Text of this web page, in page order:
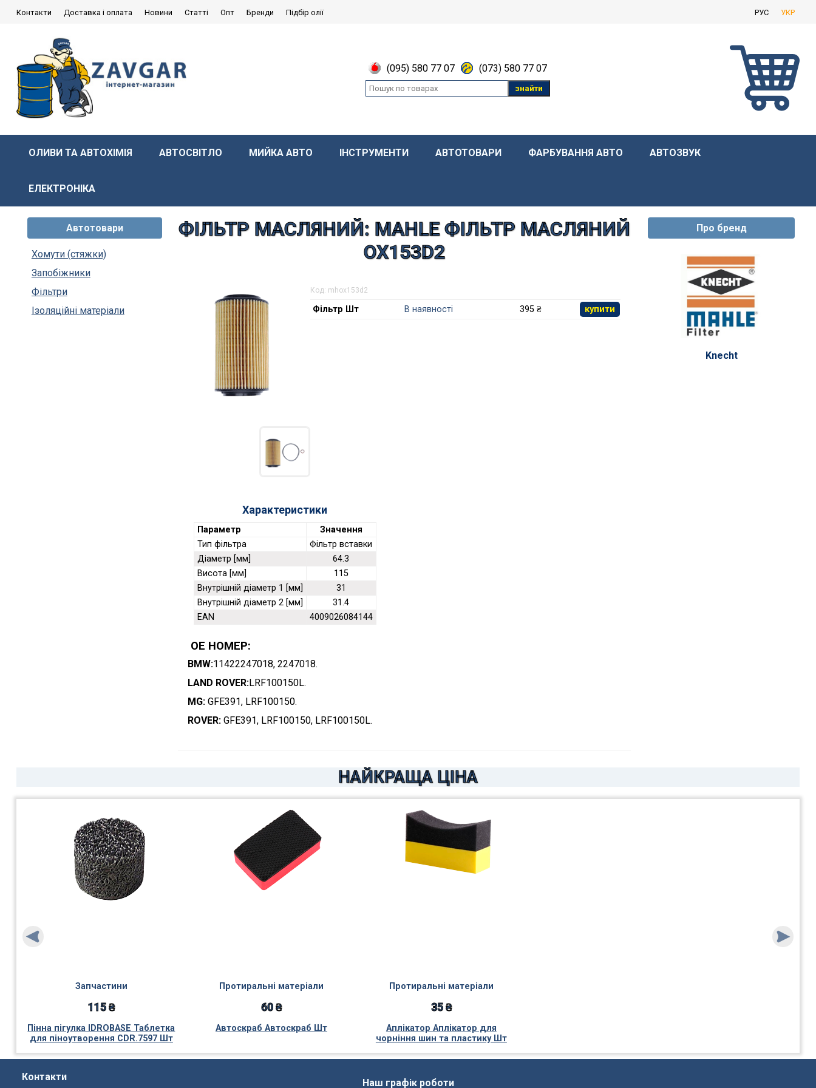
Контакти Доставка і оплата Новини Статті Опт Бренди Підбір олії РУС УКР
(095) 580 77 07 (073) 580 77 07
знайти
ОЛИВИ ТА АВТОХІМІЯ АВТОСВІТЛО МИЙКА АВТО ІНСТРУМЕНТИ АВТОТОВАРИ ФАРБУВАННЯ АВТО АВТОЗВУК
ЕЛЕКТРОНІКА
Автотовари
Хомути (стяжки)
Запобіжники
Фільтри
Ізоляційні матеріали
ФІЛЬТР МАСЛЯНИЙ: MAHLE ФІЛЬТР МАСЛЯНИЙ
OX153D2
Код: mhox153d2
Фільтр Шт В наявності 395 ₴ купити
Характеристики
Параметр
Значення
Тип фільтра
Фільтр вставки
Діаметр [мм]
64.3
Висота [мм]
115
Внутрішній діаметр 1 [мм]
31
Внутрішній діаметр 2 [мм]
31.4
EAN
4009026084144
OE НОМЕР:
BMW:11422247018, 2247018.
LAND ROVER:LRF100150L.
MG:GFE391, LRF100150.
ROVER:GFE391, LRF100150, LRF100150L.
Про бренд
Knecht
НАЙКРАЩА ЦІНА
Запчастини
115 ₴
Пінна пігулка IDROBASE Таблетка
для піноутворення CDR.7597 Шт
Протиральні матеріали
60 ₴
Автоскраб Автоскраб Шт
Протиральні матеріали
35 ₴
Аплікатор Аплікатор для
чорніння шин та пластику Шт
Контакти
Наш графік роботи